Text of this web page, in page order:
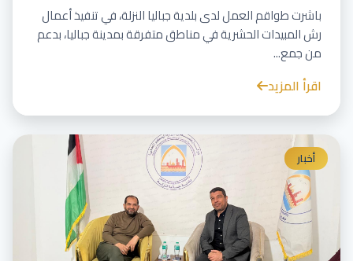
باشرت طواقم العمل لدى بلدية جباليا النزلة، في تنفيذ أعمال
رش المبيدات الحشرية في مناطق متفرقة بمدينة جباليا، بدعم
من جمع...
اقرأ المزيد
أخبار